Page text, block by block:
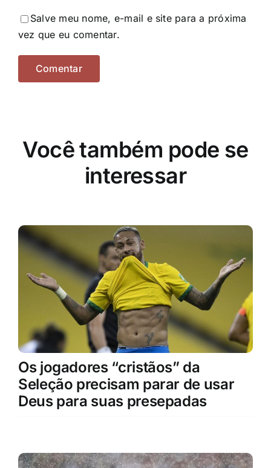
Salve meu nome, e-mail e site para a próxima
vez que eu comentar.
Você também pode se
interessar
Os jogadores “cristãos” da
Seleção precisam parar de usar
Deus para suas presepadas